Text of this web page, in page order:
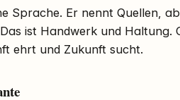
Sprache. Er nennt Quellen,
ist Handwerk und Haltung.
ehrt und Zukunft sucht.